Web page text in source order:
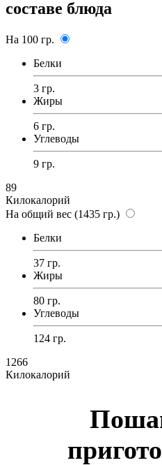
составе блюда
На 100 гр.
Белки
3 гр.
Жиры
6 гр.
Углеводы
9 гр.
89
Килокалорий
На общий вес (1435 гр.)
Белки
37 гр.
Жиры
80 гр.
Углеводы
124 гр.
1266
Килокалорий